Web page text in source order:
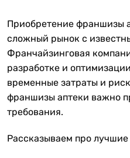
Приобретение франшизы
сложный рынок с
Франчайзинговая
разработке и
временные затраты и
франшизы аптеки важно
требования.
Рассказываем про